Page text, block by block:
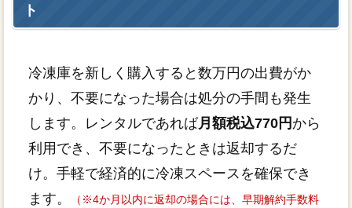
ト
冷凍庫を新しく購入すると数万円の出費がか
かり、不要になった場合は処分の手間も発生
します。レンタルであれば月額税込770円から
利用でき、不要になったときは返却するだ
け。手軽で経済的に冷凍スペースを確保でき
ます。
（※4か月以内に返却の場合には、早期解約手数料